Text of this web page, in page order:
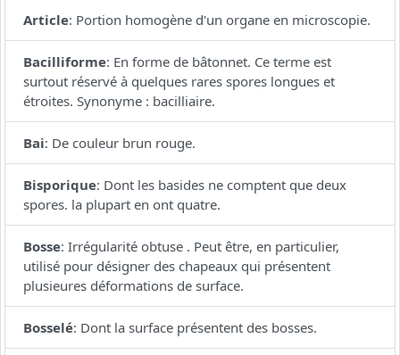
Article: Portion homogène d'un organe en microscopie.
Bacilliforme: En forme de bâtonnet. Ce terme est
surtout réservé à quelques rares spores longues et
étroites. Synonyme : bacilliaire.
Bai: De couleur brun rouge.
Bisporique: Dont les basides ne comptent que deux
spores. la plupart en ont quatre.
Bosse: Irrégularité obtuse . Peut être, en particulier,
utilisé pour désigner des chapeaux qui présentent
plusieures déformations de surface.
Bosselé: Dont la surface présentent des bosses.